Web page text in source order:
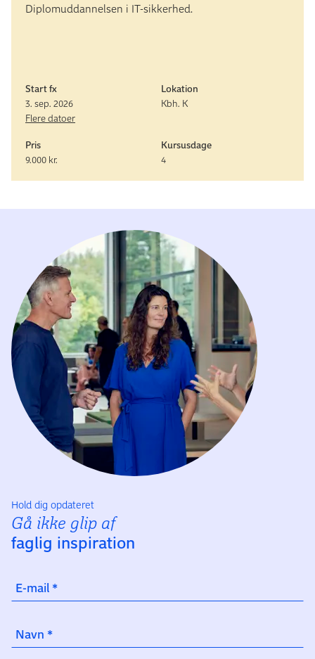
Diplomuddannelsen i IT-sikkerhed.
Start fx
3. sep. 2026
Flere datoer
Lokation
Kbh. K
Pris
9.000 kr.
Kursusdage
4
Hold dig opdateret
Gå ikke glip af
faglig inspiration
E-mail *
Navn *